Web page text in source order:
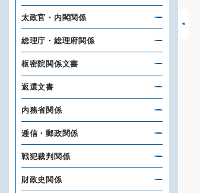
太政官・内閣関係
総理庁・総理府関係
枢密院関係文書
返還文書
内務省関係
逓信・郵政関係
戦犯裁判関係
財政史関係